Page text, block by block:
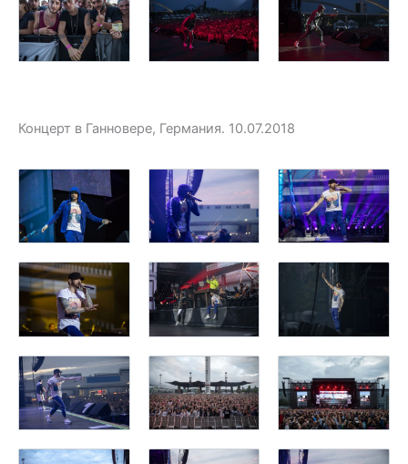
Концерт в Ганновере, Германия. 10.07.2018